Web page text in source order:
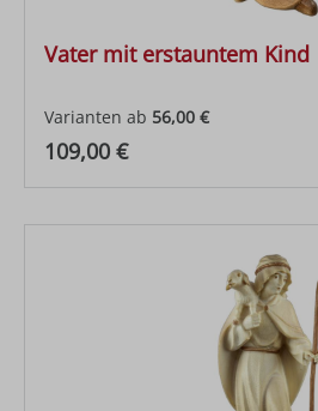
Vater mit erstauntem Kind
Varianten ab 56,00 €
Regulärer Preis:
109,00 €